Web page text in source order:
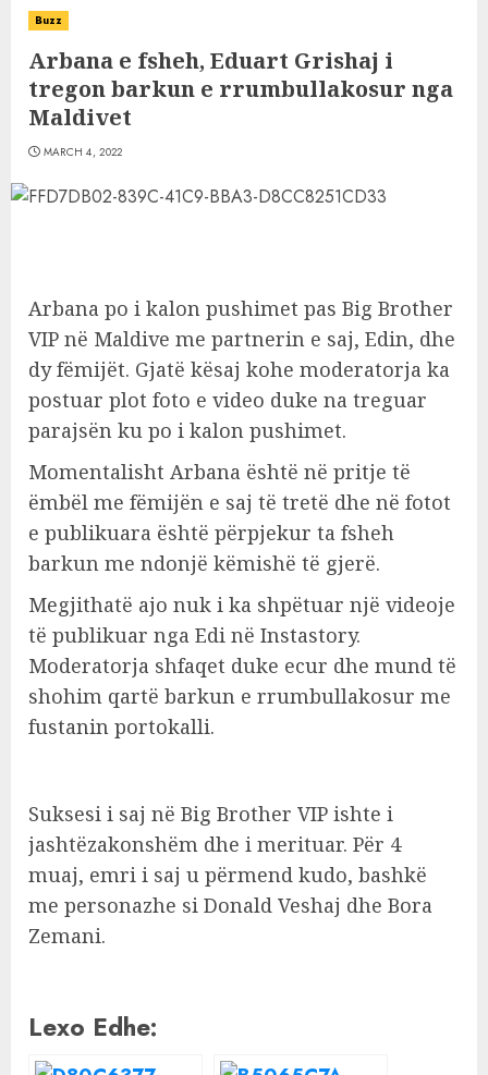
Buzz
Arbana e fsheh, Eduart Grishaj i
tregon barkun e rrumbullakosur nga
Maldivet
MARCH 4, 2022
Arbana po i kalon pushimet pas Big Brother
VIP në Maldive me partnerin e saj, Edin, dhe
dy fëmijët. Gjatë kësaj kohe moderatorja ka
postuar plot foto e video duke na treguar
parajsën ku po i kalon pushimet.
Momentalisht Arbana është në pritje të
ëmbël me fëmijën e saj të tretë dhe në fotot
e publikuara është përpjekur ta fsheh
barkun me ndonjë këmishë të gjerë.
Megjithatë ajo nuk i ka shpëtuar një videoje
të publikuar nga Edi në Instastory.
Moderatorja shfaqet duke ecur dhe mund të
shohim qartë barkun e rrumbullakosur me
fustanin portokalli.
Suksesi i saj në Big Brother VIP ishte i
jashtëzakonshëm dhe i merituar. Për 4
muaj, emri i saj u përmend kudo, bashkë
me personazhe si Donald Veshaj dhe Bora
Zemani.
Lexo Edhe: